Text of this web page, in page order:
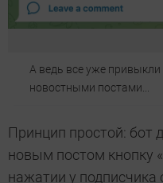
А ведь все уже
новостными постами...
Принцип простой: бот
новым постом кнопку
нажатии у подписчика